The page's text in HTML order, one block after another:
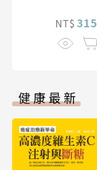
NT$ 315
健康最新